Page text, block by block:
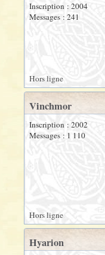
Inscription : 2004
Messages : 241
Hors ligne
Vinchmor
Inscription : 2002
Messages : 1 110
Hors ligne
Hyarion